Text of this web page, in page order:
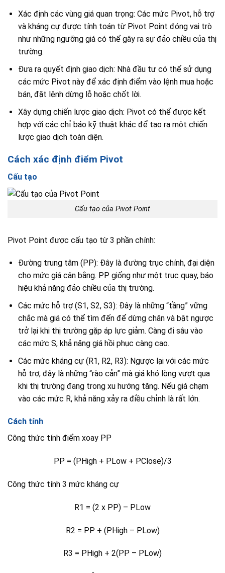
Xác định các vùng giá quan trọng: Các mức Pivot, hỗ trợ
và kháng cự được tính toán từ Pivot Point đóng vai trò
như những ngưỡng giá có thể gây ra sự đảo chiều của thị
trường.
Đưa ra quyết định giao dịch: Nhà đầu tư có thể sử dụng
các mức Pivot này để xác định điểm vào lệnh mua hoặc
bán, đặt lệnh dừng lỗ hoặc chốt lời.
Xây dựng chiến lược giao dịch: Pivot có thể được kết
hợp với các chỉ báo kỹ thuật khác để tạo ra một chiến
lược giao dịch toàn diện.
Cách xác định điểm Pivot
Cấu tạo
Cấu tạo của Pivot Point
Pivot Point được cấu tạo từ 3 phần chính:
Đường trung tâm (PP): Đây là đường trục chính, đại diện
cho mức giá cân bằng. PP giống như một trục quay, báo
hiệu khả năng đảo chiều của thị trường.
Các mức hỗ trợ (S1, S2, S3): Đây là những “tầng” vững
chắc mà giá có thể tìm đến để dừng chân và bật ngược
trở lại khi thị trường gặp áp lực giảm. Càng đi sâu vào
các mức S, khả năng giá hồi phục càng cao.
Các mức kháng cự (R1, R2, R3): Ngược lại với các mức
hỗ trợ, đây là những “rào cản” mà giá khó lòng vượt qua
khi thị trường đang trong xu hướng tăng. Nếu giá chạm
vào các mức R, khả năng xảy ra điều chỉnh là rất lớn.
Cách tính
Công thức tính điểm xoay PP
PP = (PHigh + PLow + PClose)/3
Công thức tính 3 mức kháng cự
R1 = (2 x PP) – PLow
R2 = PP + (PHigh – PLow)
R3 = PHigh + 2(PP – PLow)